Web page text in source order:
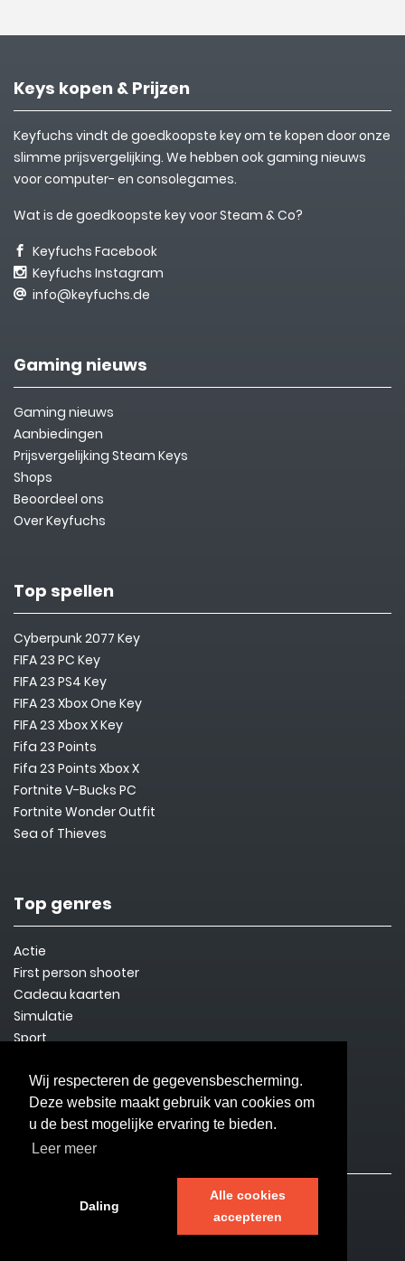
Wij respecteren de gegevensbescherming.
Deze website maakt gebruik van cookies om
u de best mogelijke ervaring te bieden.
Leer meer
Daling
Alle cookies
accepteren
Keys kopen & Prijzen
Keyfuchs vindt de goedkoopste key om te kopen door onze
slimme prijsvergelijking. We hebben ook gaming nieuws
voor computer- en consolegames.
Wat is de goedkoopste key voor Steam & Co?
Keyfuchs Facebook
Keyfuchs Instagram
info@keyfuchs.de
Gaming nieuws
Gaming nieuws
Aanbiedingen
Prijsvergelijking Steam Keys
Shops
Beoordeel ons
Over Keyfuchs
Top spellen
Cyberpunk 2077 Key
FIFA 23 PC Key
FIFA 23 PS4 Key
FIFA 23 Xbox One Key
FIFA 23 Xbox X Key
Fifa 23 Points
Fifa 23 Points Xbox X
Fortnite V-Bucks PC
Fortnite Wonder Outfit
Sea of Thieves
Top genres
Actie
First person shooter
Cadeau kaarten
Simulatie
Sport
Overleven
Informatie